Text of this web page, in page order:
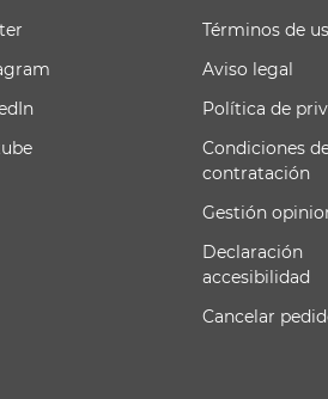
Términos de
Aviso legal
Política de
Condiciones
contratación
Gestión
Declaración
accesibilidad
Cancelar